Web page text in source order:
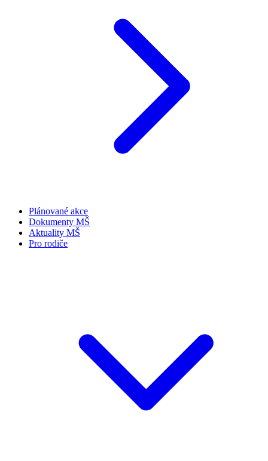
Plánované akce
Dokumenty MŠ
Aktuality MŠ
Pro rodiče